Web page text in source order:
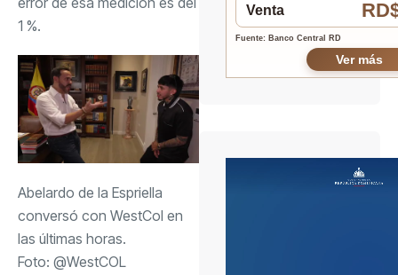
1 %.
Abelardo de la Espriella
conversó con WestCol en
las últimas horas.
Foto: @WestCOL
Venta
Fuente: Banco Central RD
Ver más